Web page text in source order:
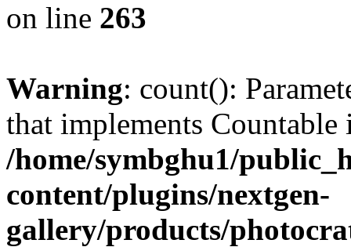
on line 263
Warning: count():
that implements Countable
/home/symbghu1/
content/plugins/nextgen-
gallery/products/